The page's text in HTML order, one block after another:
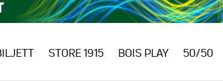
STORE 1915 BOIS PLAY 50/50